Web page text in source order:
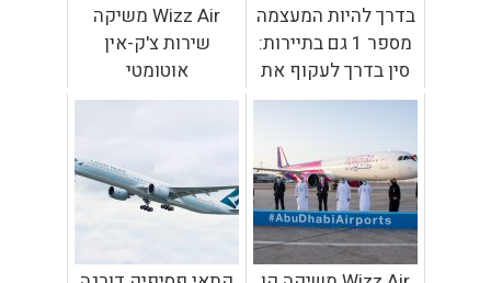
בדרך להיות המעצמה
מספר 1 גם בתיירות:
סין בדרך לעקוף את
ארה"ב גם במספר
Wizz Air משיקה
שירות צ'ק-אין
אוטומטי